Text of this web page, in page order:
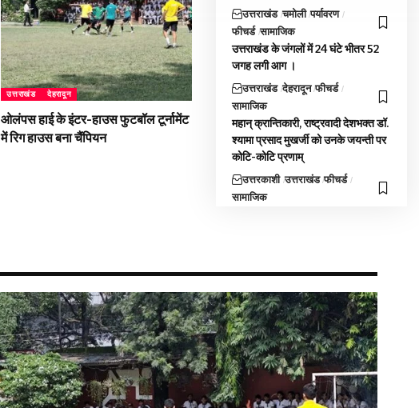
उत्तराखंड देहरादून
ओलंपस हाई के इंटर-हाउस फुटबॉल टूर्नामेंट
में रिग हाउस बना चैंपियन
उत्तराखंड चमोली पर्यावरण
फीचर्ड सामाजिक
उत्तराखंड के जंगलों में 24 घंटे भीतर 52
जगह लगी आग ।
उत्तराखंड देहरादून फीचर्ड
सामाजिक
महान् क्रान्तिकारी, राष्ट्रवादी देशभक्त डॉ.
श्यामा प्रसाद मुखर्जी को उनके जयन्ती पर
कोटि-कोटि प्रणाम्
उत्तरकाशी उत्तराखंड फीचर्ड
सामाजिक